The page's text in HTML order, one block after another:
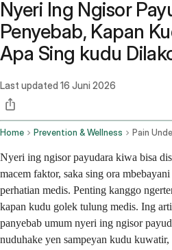
Nyeri Ing Ngisor
Penyebab, Kapan
Apa Sing kudu
Last updated 16 Juni 2026
Home Prevention & Wellness Pain
Nyeri ing ngisor payudara kiwa bisa
macem faktor, saka sing ora
perhatian medis. Penting kanggo
kapan kudu golek tulung medis. Ing
panyebab umum nyeri ing ngisor
nuduhake yen sampeyan kudu